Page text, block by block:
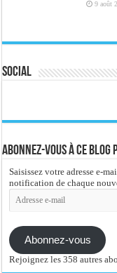
9 août
Social
Abonnez-vous à ce blog
Saisissez votre adresse e-
notification de chaque
Adresse
e-
Abonnez-vous
Rejoignez les 358 autres